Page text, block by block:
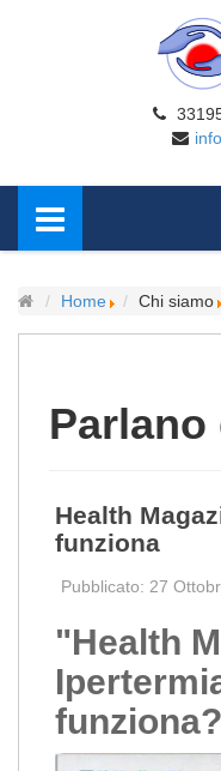
Home Chi siamo
Parlano
Health
funziona
Pubblicato: 27
"Health
funziona?